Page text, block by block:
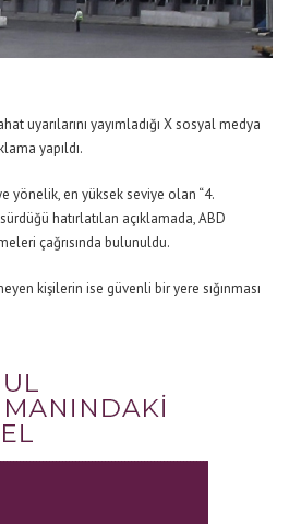
uyarılarını yayımladığı X sosyal medya
yapıldı.
yönelik, en yüksek seviye olan “4.
hatırlatılan açıklamada, ABD
çağrısında bulunuldu.
kişilerin ise güvenli bir yere sığınması